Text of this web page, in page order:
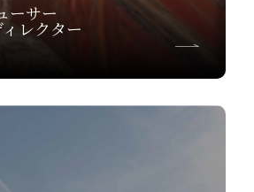
ーサー
レクター